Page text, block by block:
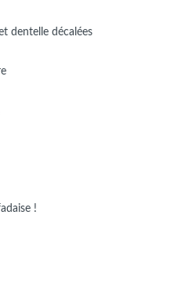
dentelle décalées
!